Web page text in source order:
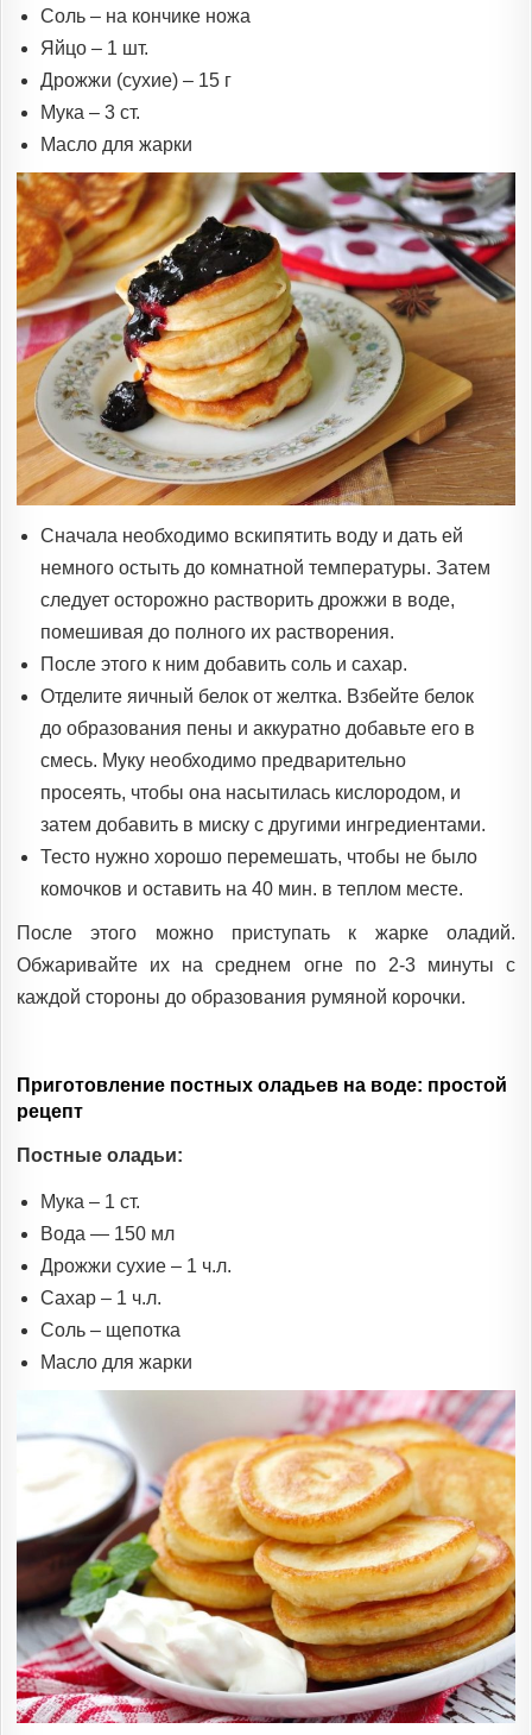
Соль – на кончике ножа
Яйцо – 1 шт.
Дрожжи (сухие) – 15 г
Мука – 3 ст.
Масло для жарки
Сначала необходимо вскипятить воду и дать ей
немного остыть до комнатной температуры. Затем
следует осторожно растворить дрожжи в воде,
помешивая до полного их растворения.
После этого к ним добавить соль и сахар.
Отделите яичный белок от желтка. Взбейте белок
до образования пены и аккуратно добавьте его в
смесь. Муку необходимо предварительно
просеять, чтобы она насытилась кислородом, и
затем добавить в миску с другими ингредиентами.
Тесто нужно хорошо перемешать, чтобы не было
комочков и оставить на 40 мин. в теплом месте.
После этого можно приступать к жарке оладий.
Обжаривайте их на среднем огне по 2-3 минуты с
каждой стороны до образования румяной корочки.
Приготовление постных оладьев на воде: простой
рецепт
Постные оладьи:
Мука – 1 ст.
Вода — 150 мл
Дрожжи сухие – 1 ч.л.
Сахар – 1 ч.л.
Соль – щепотка
Масло для жарки